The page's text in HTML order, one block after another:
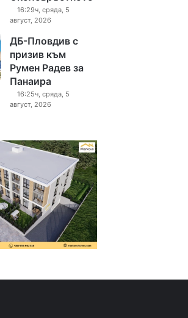
16:29ч, сряда, 5
август, 2026
ДБ-Пловдив с
призив към
Румен Радев за
Панаира
16:25ч, сряда, 5
август, 2026